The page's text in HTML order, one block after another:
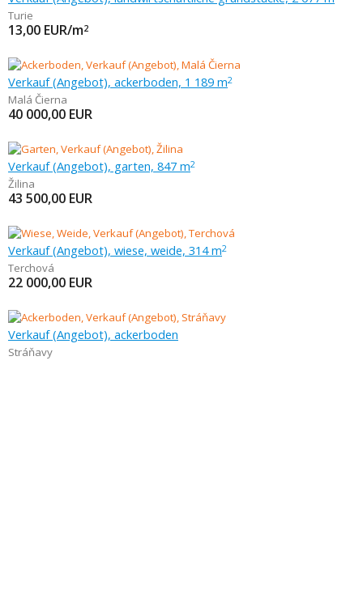
Turie
13,00 EUR/m2
Verkauf (Angebot), ackerboden, 1 189 m2
Malá Čierna
40 000,00 EUR
Verkauf (Angebot), garten, 847 m2
Žilina
43 500,00 EUR
Verkauf (Angebot), wiese, weide, 314 m2
Terchová
22 000,00 EUR
Verkauf (Angebot), ackerboden
Stráňavy